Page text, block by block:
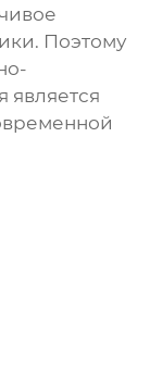
Поэтому
является